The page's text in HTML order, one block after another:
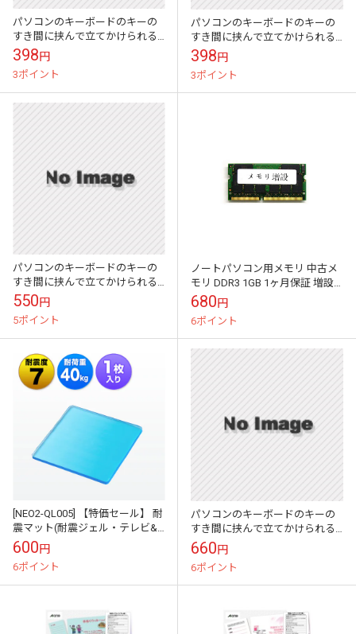
パソコンのキーボードのキーの
すき間に挟んで立てかけられる
かわいい伝言メモ ハイモジモ
ジ Deng On\"Rabbit\"
398円
3ポイント
パソコンのキーボードのキーの
すき間に挟んで立てかけられる
かわいい伝言メモ ハイモジモ
ジ Deng On\"Squirrel\"
398円
3ポイント
パソコンのキーボードのキーの
すき間に挟んで立てかけられる
かわいい伝言メモ ハイモジモ
ジ Deng On\"Baobab\"
550円
5ポイント
ノートパソコン用メモリ 中古メ
モリ DDR3 1GB 1ヶ月保証 増設
メモリ 動作チェック済み【PCパ
ーツ】
680円
6ポイント
[NEO2-QL005] 【特価セール】 耐
震マット(耐震ジェル・テレビ&
パソコン対応・耐震度7・耐荷重
40kg)★
600円
6ポイント
パソコンのキーボードのキーの
すき間に挟んで立てかけられる
かわいい伝言メモ ハイモジモ
ジ Deng On MOOMIN\"スニフ\"
660円
6ポイント